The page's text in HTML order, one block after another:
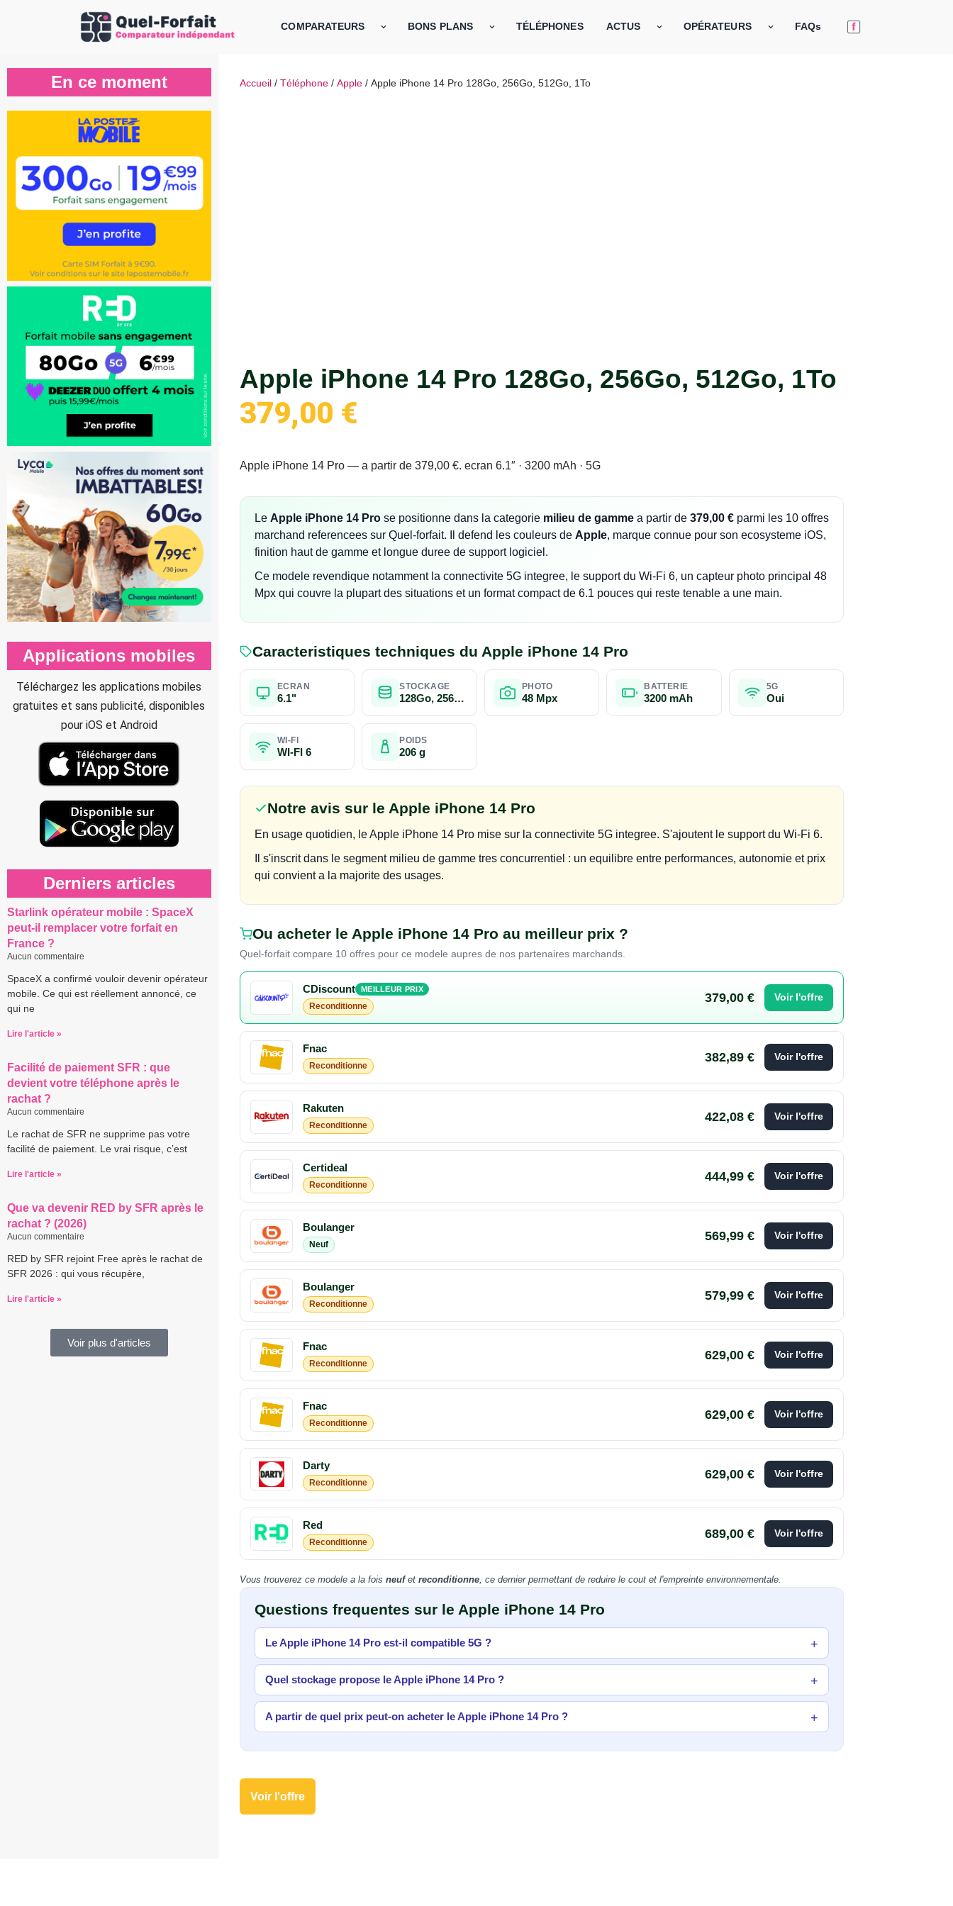
COMPARATEURS BONS PLANS TÉLÉPHONES ACTUS OPÉRATEURS FAQs
En ce moment
Applications mobiles
Téléchargez les applications mobiles
gratuites et sans publicité, disponibles
pour iOS et Android
Derniers articles
Starlink opérateur mobile : SpaceX
peut-il remplacer votre forfait en
France ?
Aucun commentaire
SpaceX a confirmé vouloir devenir opérateur
mobile. Ce qui est réellement annoncé, ce
qui ne
Lire l'article »
Facilité de paiement SFR : que
devient votre téléphone après le
rachat ?
Aucun commentaire
Le rachat de SFR ne supprime pas votre
facilité de paiement. Le vrai risque, c’est
Lire l'article »
Que va devenir RED by SFR après le
rachat ? (2026)
Aucun commentaire
RED by SFR rejoint Free après le rachat de
SFR 2026 : qui vous récupère,
Lire l'article »
Voir plus d'articles
Accueil/ Téléphone/ Apple/ Apple iPhone 14 Pro 128Go, 256Go, 512Go, 1To
Apple iPhone 14 Pro 128Go, 256Go, 512Go, 1To
379,00 €
Apple iPhone 14 Pro — a partir de 379,00 €. ecran 6.1″ · 3200 mAh · 5G
Le Apple iPhone 14 Prose positionne dans la categorie milieu de gammea partir de 379,00 €parmi les 10 offres
marchand referencees sur Quel-forfait. Il defend les couleurs de Apple, marque connue pour son ecosysteme iOS,
finition haut de gamme et longue duree de support logiciel.
Ce modele revendique notamment la connectivite 5G integree, le support du Wi-Fi 6, un capteur photo principal 48
Mpx qui couvre la plupart des situations et un format compact de 6.1 pouces qui reste tenable a une main.
Caracteristiques techniques du Apple iPhone 14 Pro
ECRAN
6.1"
STOCKAGE
128Go, 256Go, 512Go, 1To
PHOTO
48 Mpx
BATTERIE
3200 mAh
5G
Oui
WI-FI
WI-FI 6
POIDS
206 g
Notre avis sur le Apple iPhone 14 Pro
En usage quotidien, le Apple iPhone 14 Pro mise sur la connectivite 5G integree. S'ajoutent le support du Wi-Fi 6.
Il s'inscrit dans le segment milieu de gamme tres concurrentiel : un equilibre entre performances, autonomie et prix
qui convient a la majorite des usages.
Ou acheter le Apple iPhone 14 Pro au meilleur prix ?
Quel-forfait compare 10 offres pour ce modele aupres de nos partenaires marchands.
CDiscount
MEILLEUR PRIX
Reconditionne
379,00 € Voir l'offre
Fnac
Reconditionne
382,89 € Voir l'offre
Rakuten
Reconditionne
422,08 € Voir l'offre
Certideal
Reconditionne
444,99 € Voir l'offre
Boulanger
Neuf
569,99 € Voir l'offre
Boulanger
Reconditionne
579,99 € Voir l'offre
Fnac
Reconditionne
629,00 € Voir l'offre
Fnac
Reconditionne
629,00 € Voir l'offre
Darty
Reconditionne
629,00 € Voir l'offre
Red
Reconditionne
689,00 € Voir l'offre
Vous trouverez ce modele a la fois neufet reconditionne, ce dernier permettant de reduire le cout et l'empreinte environnementale.
Questions frequentes sur le Apple iPhone 14 Pro
Le Apple iPhone 14 Pro est-il compatible 5G ?
Quel stockage propose le Apple iPhone 14 Pro ?
A partir de quel prix peut-on acheter le Apple iPhone 14 Pro ?
Voir l'offre